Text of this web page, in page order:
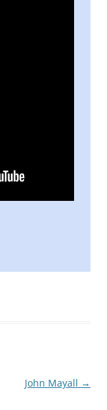
John Mayall →